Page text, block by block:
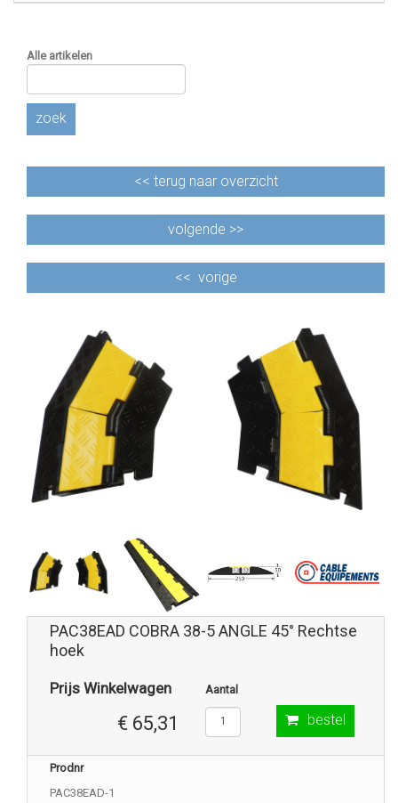
Alle artikelen
zoek
<< terug naar overzicht
volgende >>
<< vorige
PAC38EAD COBRA 38-5 ANGLE 45° Rechtse
hoek
Prijs Winkelwagen
€ 65,31
Aantal
bestel
Prodnr
PAC38EAD-1